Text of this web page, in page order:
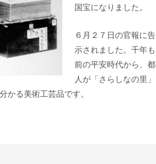
国宝になりました。
６月２７日の官報に告
示されました。千年も
前の平安時代から、都
人が「さらしなの里」
かる美術工芸品です。